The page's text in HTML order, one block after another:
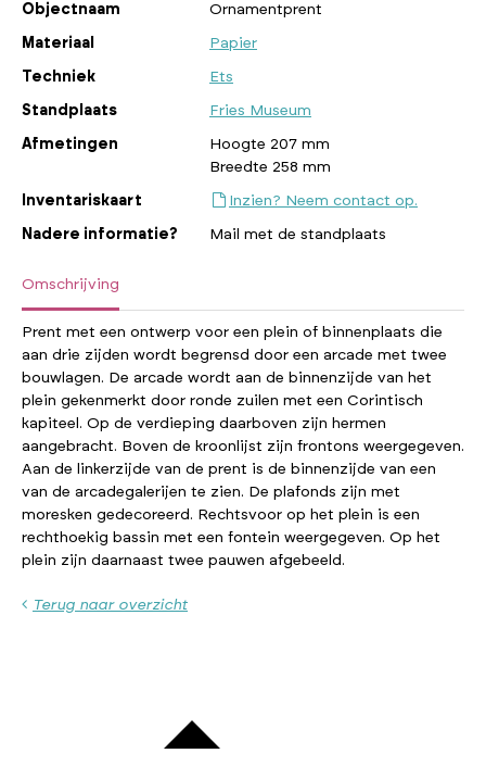
Objectnaam Ornamentprent
Materiaal Papier
Techniek Ets
Standplaats Fries Museum
Afmetingen
Hoogte 207 mm
Breedte 258 mm
Inventariskaart Inzien? Neem contact op.
Nadere informatie? Mail met de standplaats
Omschrijving
Prent met een ontwerp voor een plein of binnenplaats die
aan drie zijden wordt begrensd door een arcade met twee
bouwlagen. De arcade wordt aan de binnenzijde van het
plein gekenmerkt door ronde zuilen met een Corintisch
kapiteel. Op de verdieping daarboven zijn hermen
aangebracht. Boven de kroonlijst zijn frontons weergegeven.
Aan de linkerzijde van de prent is de binnenzijde van een
van de arcadegalerijen te zien. De plafonds zijn met
moresken gedecoreerd. Rechtsvoor op het plein is een
rechthoekig bassin met een fontein weergegeven. Op het
plein zijn daarnaast twee pauwen afgebeeld.
Terug naar overzicht